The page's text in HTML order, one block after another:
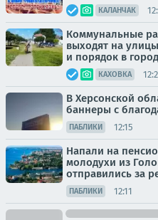
КАЛАНЧАК
Коммунальные
выходят на
и порядок в
КАХОВКА
В Херсонской
баннеры с
ПАБЛИКИ 12:15
Напали на
молодухи из
отправились за
ПАБЛИКИ 12:11